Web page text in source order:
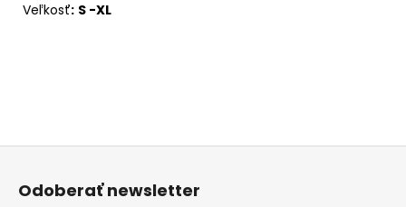
Veľkosť: S -XL
Odoberať newsletter